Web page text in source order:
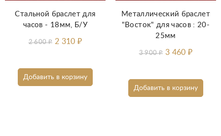
Добавить в корзину
Стальной браслет для
часов - 18мм, Б/У
2 600₽ 2 310₽
Добавить в корзину
Металлический браслет
"Восток" для часов : 20-
25мм
3 900₽ 3 460₽